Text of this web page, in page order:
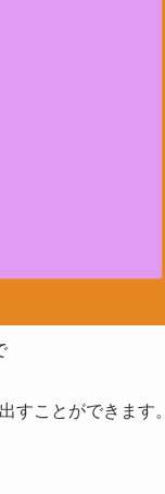
すことができます。